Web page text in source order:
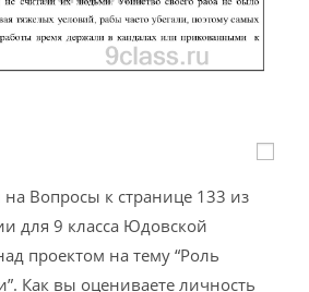
Вопросы к странице 133 из
для 9 класса Юдовской
проектом на тему “Роль
Как вы оцениваете личность